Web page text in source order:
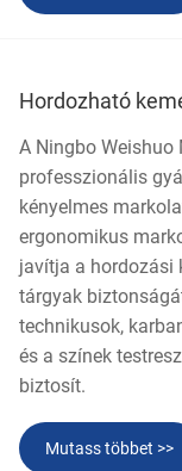
Hordozható
A Ningbo Weishuo
professzionális
kényelmes
ergonomikus
javítja a hordozási
tárgyak
technikusok,
és a színek
biztosít.
Mutass többet >>